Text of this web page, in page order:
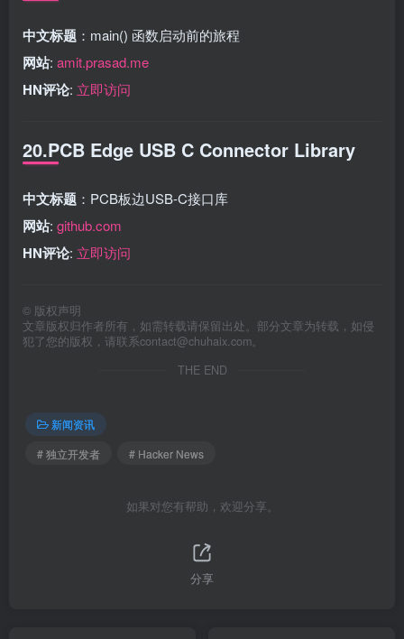
中文标题 ：main() 函数启动前的旅程
网站: amit.prasad.me
HN评论: 立即访问
20.PCB Edge USB C Connector Library
中文标题 ：PCB板边USB-C接口库
网站: github.com
HN评论: 立即访问
© 版权声明
文章版权归作者所有，如需转载请保留出处。部分文章为转载，如侵
犯了您的版权，请联系contact@chuhaix.com。
THE END
新闻资讯
# 独立开发者
# Hacker News
如果对您有帮助，欢迎分享。
分享